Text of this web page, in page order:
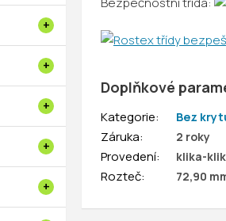
Doplňkové
Kategorie: Bez
Záruka: 2 roky
Provedení: klika-
Rozteč: 72,90